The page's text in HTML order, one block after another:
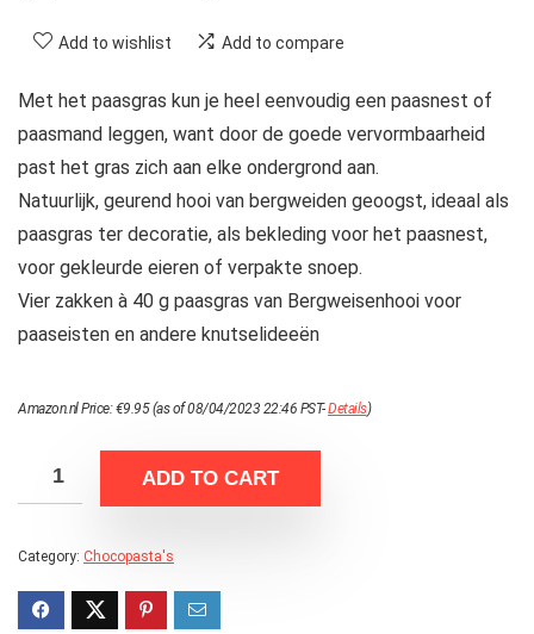
Add to wishlist Add to compare
Met het paasgras kun je heel eenvoudig een paasnest of
paasmand leggen, want door de goede vervormbaarheid
past het gras zich aan elke ondergrond aan.
Natuurlijk, geurend hooi van bergweiden geoogst, ideaal als
paasgras ter decoratie, als bekleding voor het paasnest,
voor gekleurde eieren of verpakte snoep.
Vier zakken à 40 g paasgras van Bergweisenhooi voor
paaseisten en andere knutselideeën
Amazon.nl Price:€9.95(as of 08/04/2023 22:46 PST-Details)
ADD TO CART
Category: Chocopasta's